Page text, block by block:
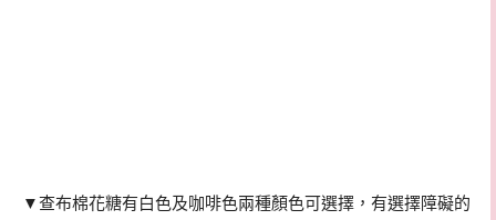
▼查布棉花糖有白色及咖啡色兩種顏色可選擇，有選擇障礙的